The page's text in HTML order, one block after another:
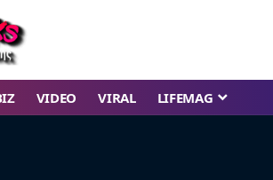
VIDEO VIRAL LIFEMAG